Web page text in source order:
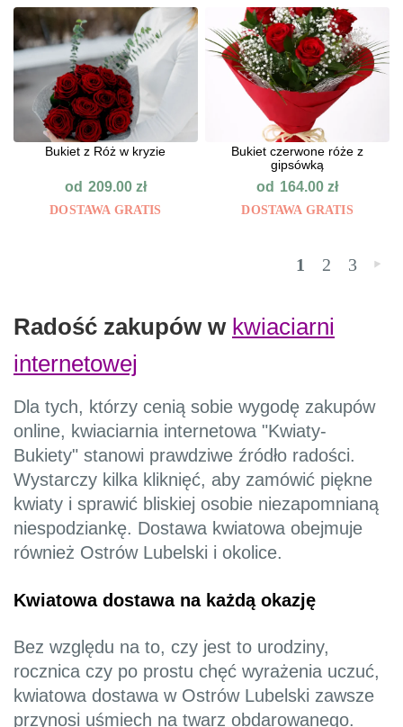
Bukiet z Róż w kryzie
od 209.00 zł
DOSTAWA GRATIS
Bukiet czerwone róże z
gipsówką
od 164.00zł
DOSTAWA GRATIS
1 2 3 »
Radość zakupów w kwiaciarni
internetowej
Dla tych, którzy cenią sobie wygodę zakupów
online, kwiaciarnia internetowa "Kwiaty-
Bukiety" stanowi prawdziwe źródło radości.
Wystarczy kilka kliknięć, aby zamówić piękne
kwiaty i sprawić bliskiej osobie niezapomnianą
niespodziankę. Dostawa kwiatowa obejmuje
również Ostrów Lubelski i okolice.
Kwiatowa dostawa na każdą okazję
Bez względu na to, czy jest to urodziny,
rocznica czy po prostu chęć wyrażenia uczuć,
kwiatowa dostawa w Ostrów Lubelski zawsze
przynosi uśmiech na twarz obdarowanego.